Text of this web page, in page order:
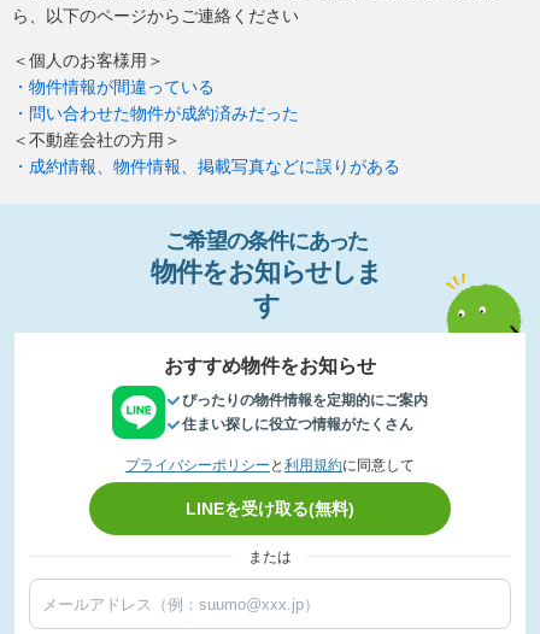
ら、以下のページからご連絡ください
＜個人のお客様用＞
・物件情報が間違っている
・問い合わせた物件が成約済みだった
＜不動産会社の方用＞
・成約情報、物件情報、掲載写真などに誤りがある
ご希望の条件にあった
物件をお知らせし ま
す
おすすめ物件をお知らせ
ぴったりの物件情報を定期的にご案内
住まい探しに役立つ情報がたくさん
プライバシーポリシー と 利用規約に同意して
LINEを受け取る(無料)
または